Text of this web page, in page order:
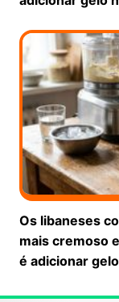
Os libaneses
mais cremoso
é adicionar